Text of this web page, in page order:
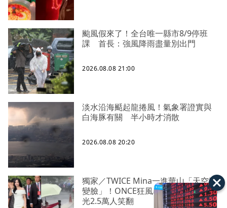
颱風假來了！全台唯一縣市8/9停班
課 首長：強風降雨盡量別出門
2026.08.08 21:00
淡水沿海颳起龍捲風！氣象署證實與
白海豚有關 半小時才消散
2026.08.08 20:20
獨家／TWICE Mina一進華山「天空秒
變臉」！ONCE狂風暴雨死守 畫面曝
光2.5萬人笑翻